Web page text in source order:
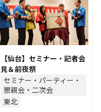
【仙台】セミナー・記者会
見＆前夜祭
セミナー・パーティー・
懇親会・二次会
東北